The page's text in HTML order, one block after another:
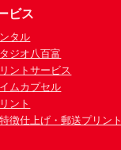
ビス
タル
ジオ八百富
ントサービス
ムカプセル
ント
徴仕上げ・郵送プリント